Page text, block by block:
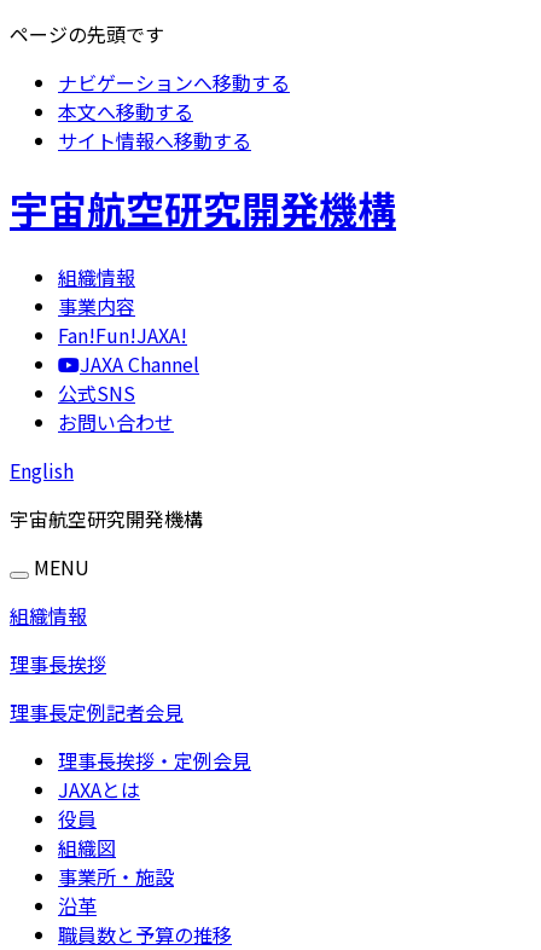
ページの先頭です
ナビゲーションへ移動する
本文へ移動する
サイト情報へ移動する
宇宙航空研究開発機構
組織情報
事業内容
Fan!Fun!JAXA!
JAXA Channel
公式SNS
お問い合わせ
English
宇宙航空研究開発機構
MENU
組織情報
理事長挨拶
理事長定例記者会見
理事長挨拶・定例会見
JAXAとは
役員
組織図
事業所・施設
沿革
職員数と予算の推移